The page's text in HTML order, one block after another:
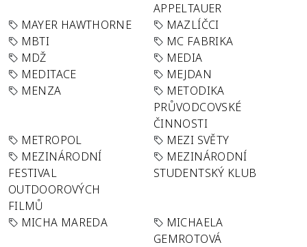
APPELTAUER
MAYER HAWTHORNE
MAZLÍČCI
MBTI
MC FABRIKA
MDŽ
MEDIA
MEDITACE
MEJDAN
MENZA
METODIKA
PRŮVODCOVSKÉ
ČINNOSTI
METROPOL
MEZI SVĚTY
MEZINÁRODNÍ
FESTIVAL
OUTDOOROVÝCH
FILMŮ
MEZINÁRODNÍ
STUDENTSKÝ KLUB
MICHA MAREDA
MICHAELA
GEMROTOVÁ